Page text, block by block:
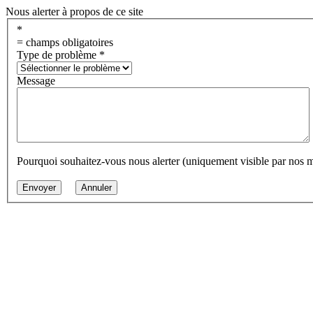
Nous alerter à propos de ce site
*
= champs obligatoires
Type de problème *
Message
Pourquoi souhaitez-vous nous alerter (uniquement visible par nos